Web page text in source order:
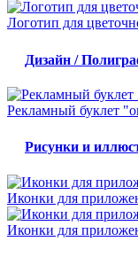
Логотип для
Дизайн /
Рекламный буклет
Рисунки и
Иконки для
Иконки для